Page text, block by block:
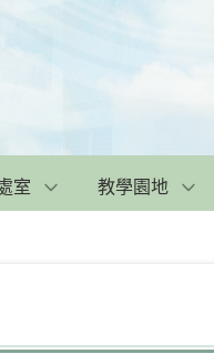
室 教學園地